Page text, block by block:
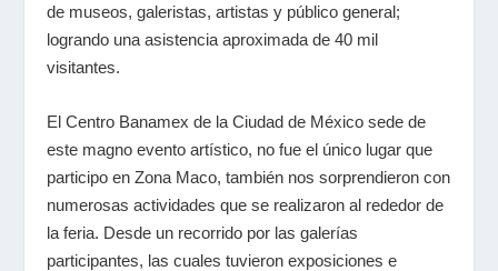
de museos, galeristas, artistas y público general;
logrando una asistencia aproximada de 40 mil
visitantes.
El Centro Banamex de la Ciudad de México sede de
este magno evento artístico, no fue el único lugar que
participo en Zona Maco, también nos sorprendieron con
numerosas actividades que se realizaron al rededor de
la feria. Desde un recorrido por las galerías
participantes, las cuales tuvieron exposiciones e